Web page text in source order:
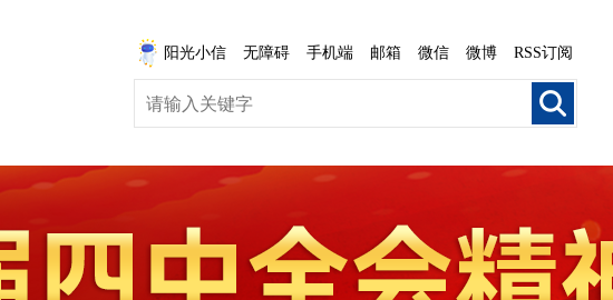
阳光小信 无障碍 手机端 邮箱 微信 微博 RSS订阅